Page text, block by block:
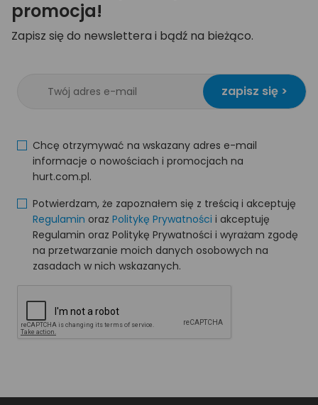
promocja!
Zapisz się do newslettera i bądź na bieżąco.
zapisz się >
Chcę otrzymywać na wskazany adres e-mail
informacje o nowościach i promocjach na
hurt.com.pl.
Potwierdzam, że zapoznałem się z treścią i akceptuję
Regulamin oraz Politykę Prywatności i akceptuję
Regulamin oraz Politykę Prywatności i wyrażam zgodę
na przetwarzanie moich danych osobowych na
zasadach w nich wskazanych.